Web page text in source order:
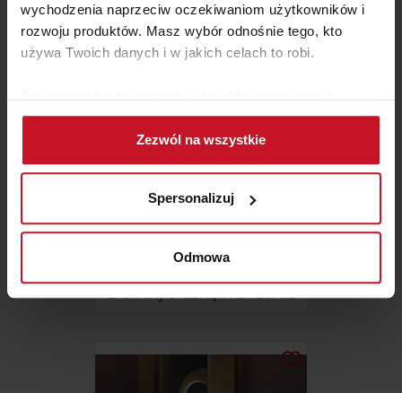
wychodzenia naprzeciw oczekiwaniom użytkowników i
rozwoju produktów. Masz wybór odnośnie tego, kto
używa Twoich danych i w jakich celach to robi.
Gromadzić dane dotyczące Twojej lokalizacji
geograficznej z dokładnością nawet do kilku metrów
Identyfikować Twoje urządzenie, aktywnie
(fingerprinting, czyli wirtualny odcisk palca)
Dowiedz się więcej odnośnie tego, jak Twoje osobiste
dane są przetwarzane oraz ustaw własne preferencje w
zmienić lub wycofać swoją zgodę w dowolnej chwili.
i reklam, aby oferować funkcje społecznościowe i
analizować ruch w naszej witrynie. Informacje o tym, jak
Zezwól na wszystkie
Spersonalizuj
Odmowa
BETONU
ZAPYTAJ O CENĘ W SALONIE